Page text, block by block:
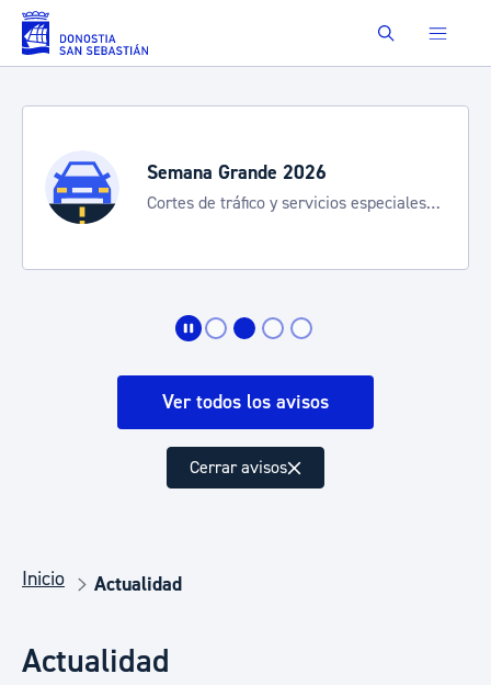
Saltar al contenido principal Buscar
Semana Grande 2026
Cortes de tráfico y servicios especiales
Ver todos los avisos
Cerrar avisos
Inicio Actualidad
Actualidad